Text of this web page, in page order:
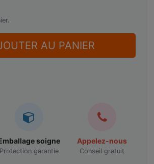
AU PANIER
soigne
Protection garantie
Appelez-nous
Conseil gratuit